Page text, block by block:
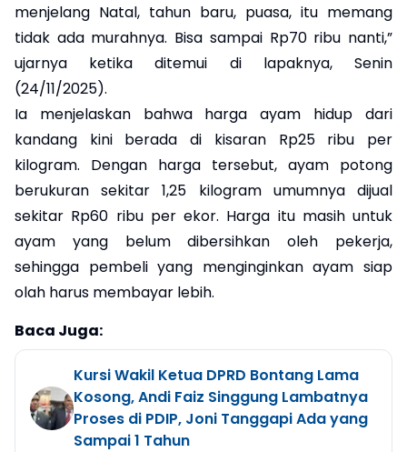
menjelang Natal, tahun baru, puasa, itu memang
tidak ada murahnya. Bisa sampai Rp70 ribu nanti,”
ujarnya ketika ditemui di lapaknya, Senin
(24/11/2025).
Ia menjelaskan bahwa harga ayam hidup dari
kandang kini berada di kisaran Rp25 ribu per
kilogram. Dengan harga tersebut, ayam potong
berukuran sekitar 1,25 kilogram umumnya dijual
sekitar Rp60 ribu per ekor. Harga itu masih untuk
ayam yang belum dibersihkan oleh pekerja,
sehingga pembeli yang menginginkan ayam siap
olah harus membayar lebih.
Baca Juga:
Kursi Wakil Ketua DPRD Bontang Lama
Kosong, Andi Faiz Singgung Lambatnya
Proses di PDIP, Joni Tanggapi Ada yang
Sampai 1 Tahun